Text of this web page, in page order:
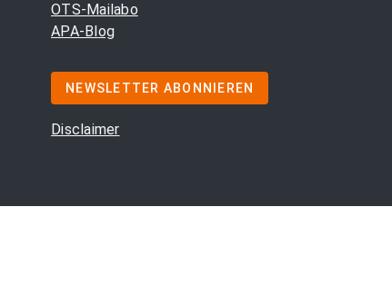
OTS-Mailabo
APA-Blog
NEWSLETTER ABONNIEREN
Disclaimer